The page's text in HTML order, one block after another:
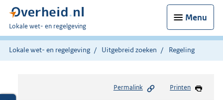
Menu
U
bent
hier:
Lokale wet- en regelgeving
Lokale wet- en regelgeving Uitgebreid zoeken Regeling
Permalink Printen